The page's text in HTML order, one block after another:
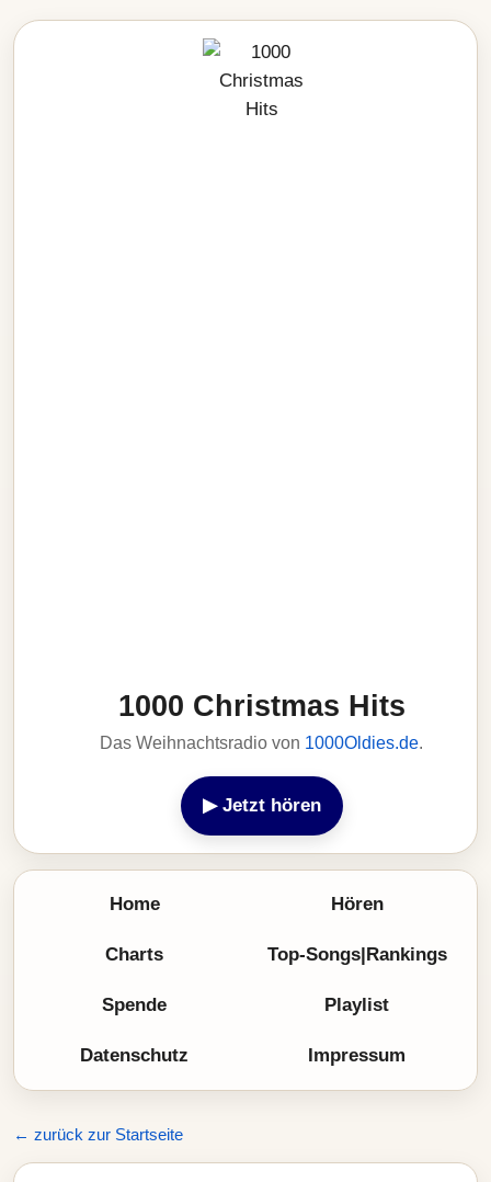
1000 Christmas Hits
Das Weihnachtsradio von 1000Oldies.de.
▶ Jetzt hören
Home Hören
Charts Top-Songs|Rankings
Spende Playlist
Datenschutz Impressum
← zurück zur Startseite